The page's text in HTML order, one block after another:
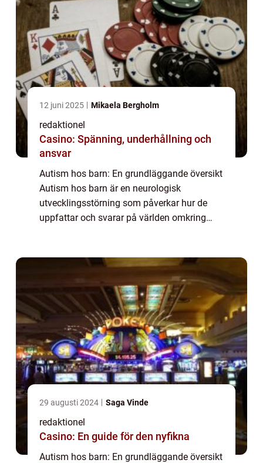
12 juni 2025 Mikaela Bergholm
redaktionel
Casino: Spänning, underhållning och
ansvar
Autism hos barn: En grundläggande översikt
Autism hos barn är en neurologisk
utvecklingsstörning som påverkar hur de
uppfattar och svarar på världen omkring
och det påverk...
29 augusti 2024 Saga Vinde
redaktionel
Casino: En guide för den nyfikna
Autism hos barn: En grundläggande översikt